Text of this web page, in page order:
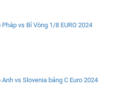
vs Bỉ Vòng 1/8 EURO 2024
vs Slovenia bảng C Euro 2024